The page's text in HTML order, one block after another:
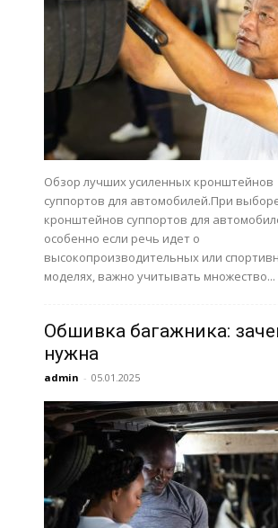
Обзор лучших усиленных кронштейнов
суппортов для автомобилей.При
кронштейнов суппортов для
особенно если речь идет о
высокопроизводительных или
моделях, важно учитывать множество...
Обшивка багажника:
нужна
admin - 05.01.2025